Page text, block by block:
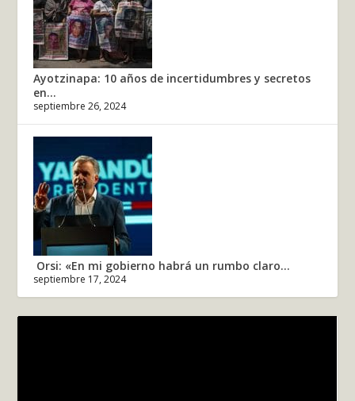
Ayotzinapa: 10 años de incertidumbres y secretos
en...
septiembre 26, 2024
Orsi: «En mi gobierno habrá un rumbo claro...
septiembre 17, 2024